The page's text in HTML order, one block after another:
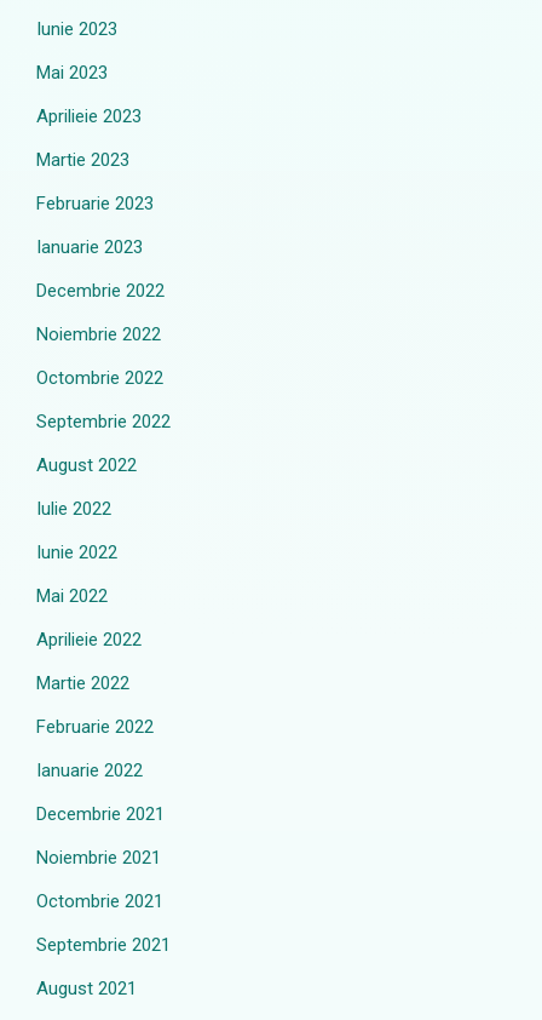
Iunie 2023
Mai 2023
Aprilieie 2023
Martie 2023
Februarie 2023
Ianuarie 2023
Decembrie 2022
Noiembrie 2022
Octombrie 2022
Septembrie 2022
August 2022
Iulie 2022
Iunie 2022
Mai 2022
Aprilieie 2022
Martie 2022
Februarie 2022
Ianuarie 2022
Decembrie 2021
Noiembrie 2021
Octombrie 2021
Septembrie 2021
August 2021